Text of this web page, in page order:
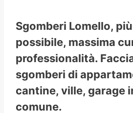
Sgomberi Lomello,
possibile, massima
professionalità.
sgomberi di
cantine, ville, garage
comune.